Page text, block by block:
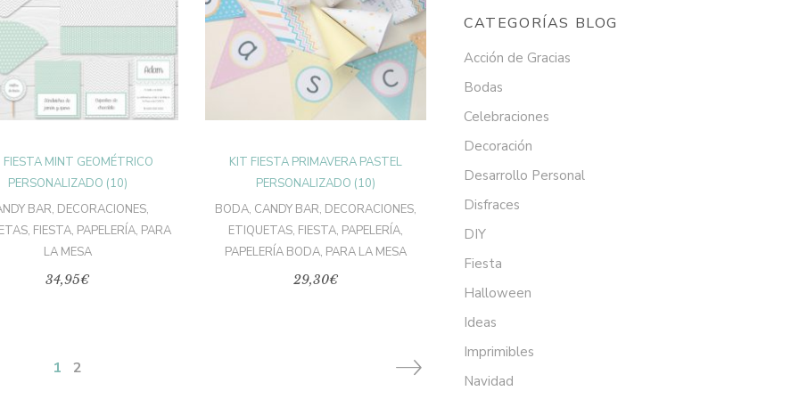
SELECCIONAR
OPCIONES
MINT GEOMÉTRICO
PERSONALIZADO (10)
BAR, DECORACIONES,
, FIESTA, PAPELERÍA, PARA
LA MESA
34,95€
SELECCIONAR
OPCIONES
KIT FIESTA PRIMAVERA PASTEL
PERSONALIZADO (10)
BODA, CANDY BAR, DECORACIONES,
ETIQUETAS, FIESTA, PAPELERÍA,
PAPELERÍA BODA, PARA LA MESA
29,30€
1 2
CATEGORÍAS BLOG
Acción de Gracias
Bodas
Celebraciones
Decoración
Desarrollo Personal
Disfraces
DIY
Fiesta
Halloween
Ideas
Imprimibles
Navidad